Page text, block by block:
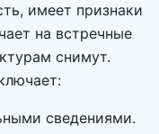
имеет признаки
на встречные
снимут.
сведениями.